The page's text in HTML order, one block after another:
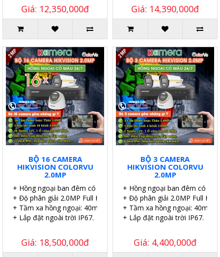
Giá: 12,350,000đ Giá: 14,390,000đ
BỘ 16 CAMERA
HIKVISION COLORVU
2.0MP
+ Hồng ngoại ban đêm có màu.
+ Độ phân giải 2.0MP Full HD.
+ Tầm xa hồng ngoại: 40m.
+ Lắp đặt ngoài trời IP67.
Giá: 18,500,000đ
BỘ 3 CAMERA
HIKVISION COLORVU
2.0MP
+ Hồng ngoại ban đêm có
+ Độ phân giải 2.0MP Full HD.
+ Tầm xa hồng ngoại: 40m.
+ Lắp đặt ngoài trời IP67.
Giá: 4,400,000đ